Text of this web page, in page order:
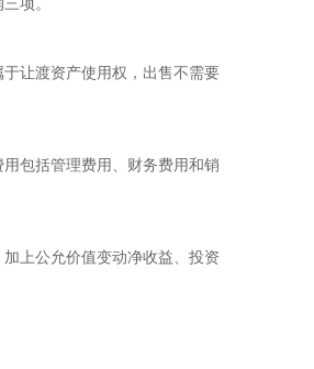
项。
让渡资产使用权，出售不需要
包括管理费用、财务费用和销
上公允价值变动净收益、投资